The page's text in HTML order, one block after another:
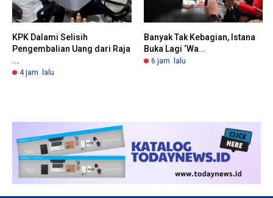
KPK Dalami Selisih
Pengembalian Uang dari Raja
...
4 jam lalu
Banyak Tak Kebagian, Istana
Buka Lagi ‘Wa...
6 jam lalu